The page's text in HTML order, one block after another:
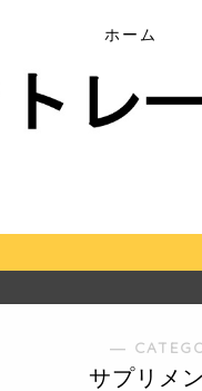
ホーム
―
サプリメ